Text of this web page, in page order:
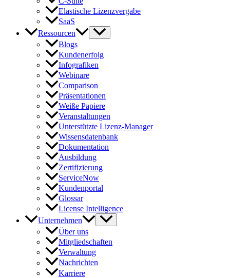
Elastische Lizenzvergabe
SaaS
Ressourcen
Blogs
Kundenerfolg
Infografiken
Webinare
Comparison
Präsentationen
Weiße Papiere
Veranstaltungen
Unterstützte Lizenz-Manager
Wissensdatenbank
Dokumentation
Ausbildung
Zertifizierung
ServiceNow
Kundenportal
Glossar
License Intelligence
Unternehmen
Über uns
Mitgliedschaften
Verwaltung
Nachrichten
Karriere